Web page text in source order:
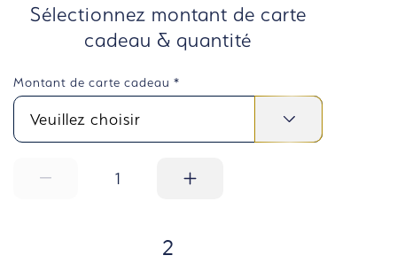
Sélectionnez montant de carte
cadeau & quantité
Montant de carte cadeau *
1
2